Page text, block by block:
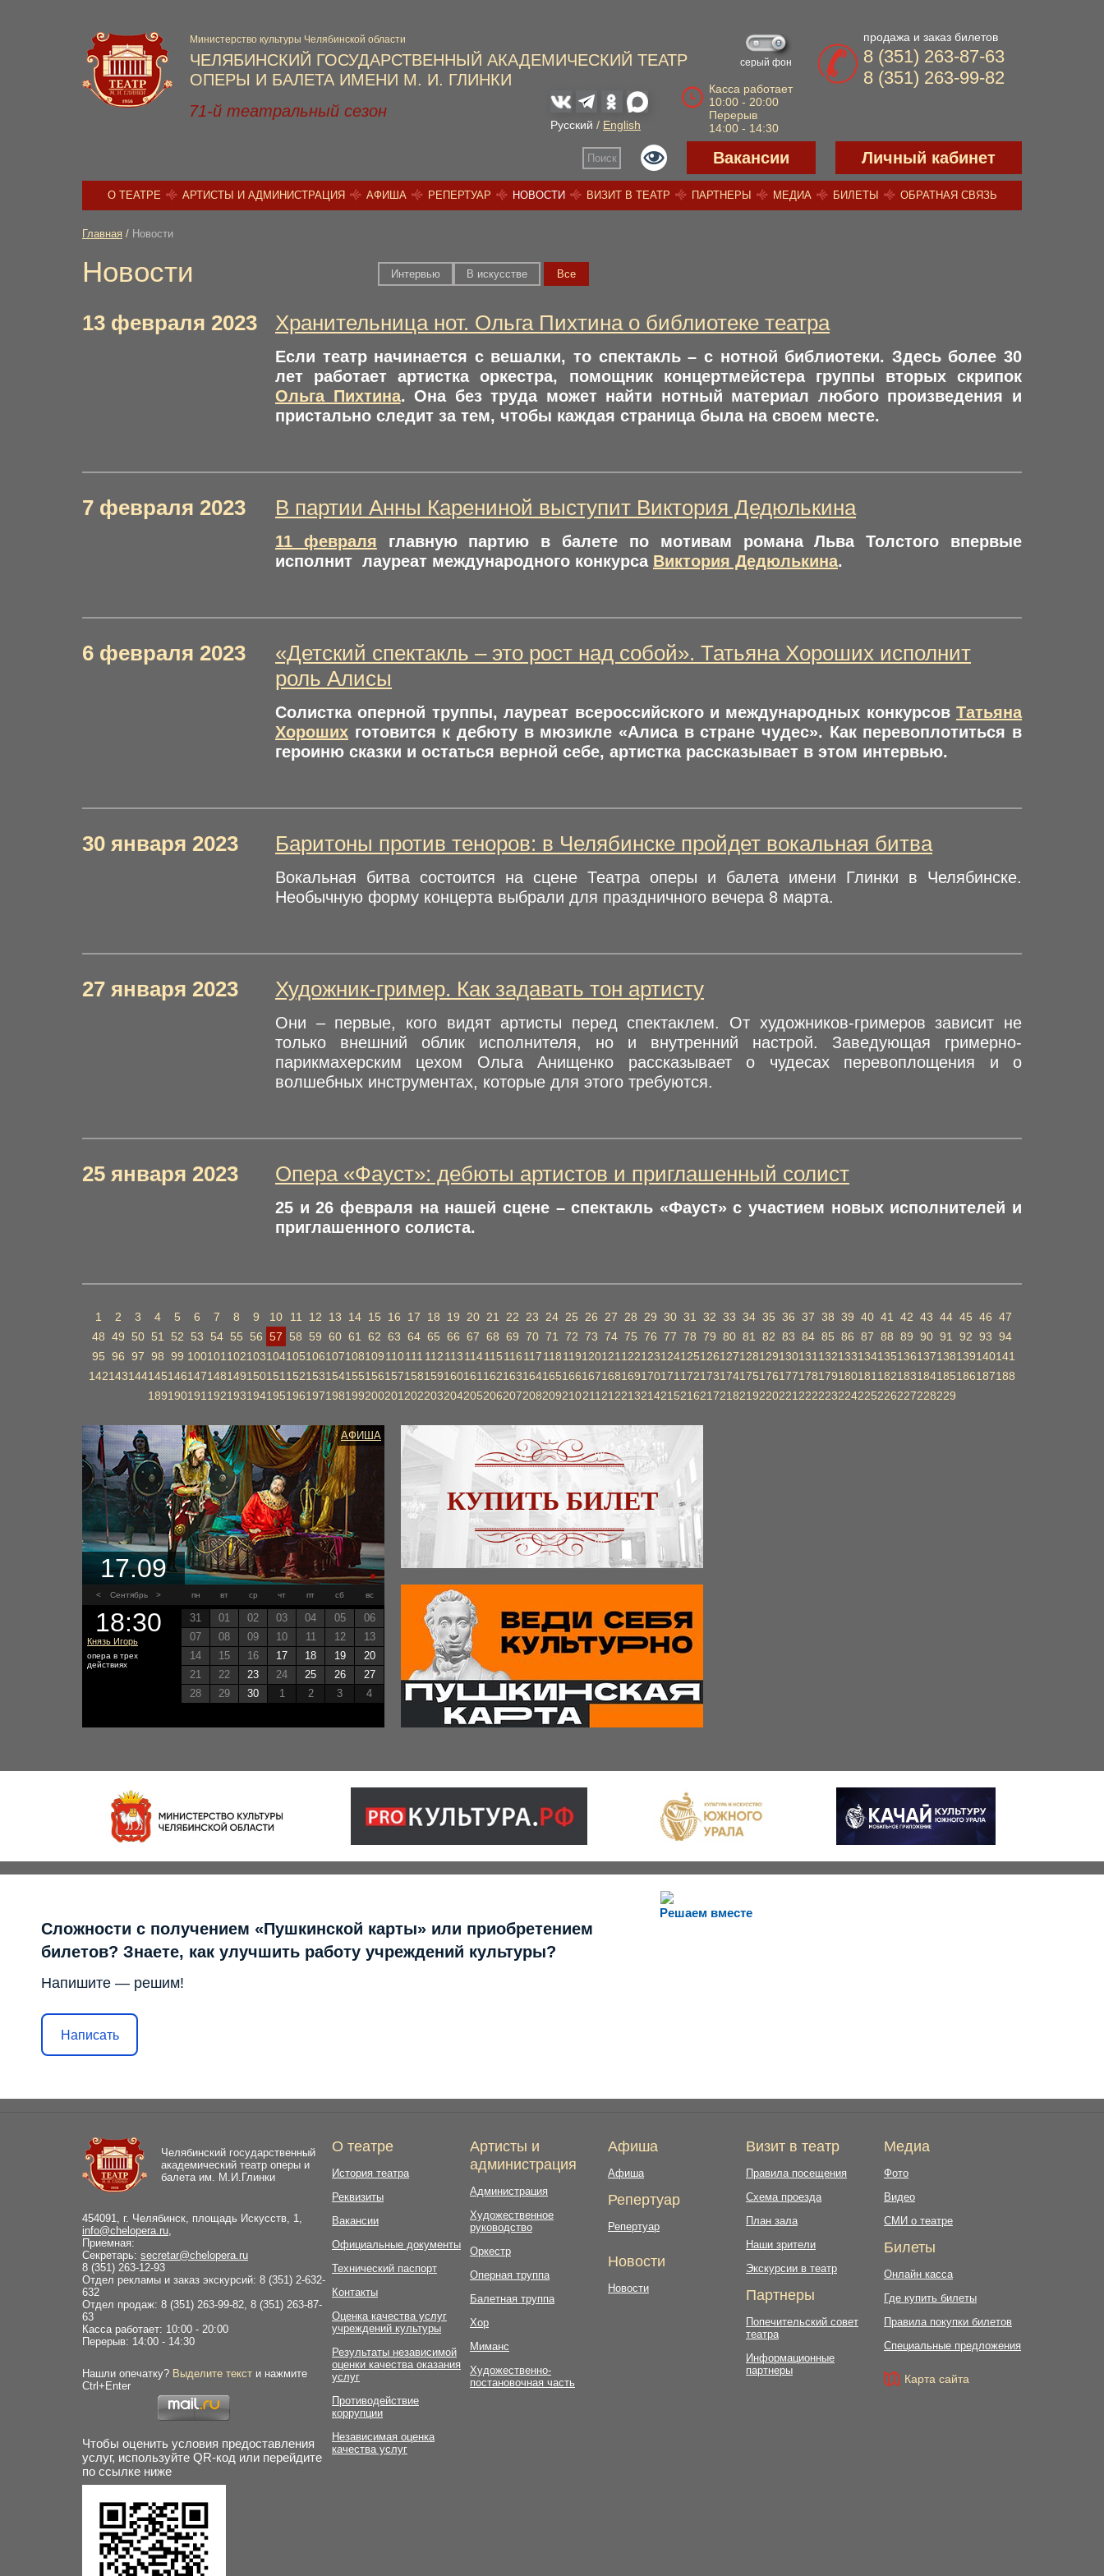
ЧЕЛЯБИНСКИЙ ГОСУДАРСТВЕННЫЙ АКАДЕМИЧЕСКИЙ ТЕАТР
ОПЕРЫ И БАЛЕТА ИМЕНИ М. И. ГЛИНКИ
Министерство культуры Челябинской области
серый фон
Касса работает
10:00 - 20:00
Перерыв
14:00 - 14:30
Русский / English
продажа и заказ билетов
8 (351) 263-87-63
8 (351) 263-99-82
71-й театральный сезон
Поиск Вакансии Личный кабинет
О ТЕАТРЕ АРТИСТЫ И АДМИНИСТРАЦИЯ АФИША РЕПЕРТУАР НОВОСТИ ВИЗИТ В ТЕАТР ПАРТНЕРЫ МЕДИА БИЛЕТЫ ОБРАТНАЯ СВЯЗЬ
Главная / Новости
Новости Интервью В искусстве Вce
13 февраля 2023 Хранительница нот. Ольга Пихтина о библиотеке театра
Если театр начинается с вешалки, то спектакль – с нотной библиотеки. Здесь более 30
лет работает артистка оркестра, помощник концертмейстера группы вторых скрипок
Ольга Пихтина. Она без труда может найти нотный материал любого произведения и
пристально следит за тем, чтобы каждая страница была на своем месте.
7 февраля 2023 В партии Анны Карениной выступит Виктория Дедюлькина
11 февраля главную партию в балете по мотивам романа Льва Толстого впервые
исполнит лауреат международного конкурса Виктория Дедюлькина.
6 февраля 2023
«Детский спектакль – это рост над собой». Татьяна Хороших исполнит
роль Алисы
Солистка оперной труппы, лауреат всероссийского и международных конкурсов Татьяна
Хороших готовится к дебюту в мюзикле «Алиса в стране чудес». Как перевоплотиться в
героиню сказки и остаться верной себе, артистка рассказывает в этом интервью.
30 января 2023 Баритоны против теноров: в Челябинске пройдет вокальная битва
Вокальная битва состоится на сцене Театра оперы и балета имени Глинки в Челябинске.
Необычную форму концерта выбрали для праздничного вечера 8 марта.
27 января 2023 Художник-гример. Как задавать тон артисту
Они – первые, кого видят артисты перед спектаклем. От художников-гримеров зависит не
только внешний облик исполнителя, но и внутренний настрой. Заведующая гримерно-
парикмахерским цехом Ольга Анищенко рассказывает о чудесах перевоплощения и о
волшебных инструментах, которые для этого требуются.
25 января 2023 Опера «Фауст»: дебюты артистов и приглашенный солист
25 и 26 февраля на нашей сцене – спектакль «Фауст» с участием новых исполнителей и
приглашенного солиста.
1 2 3 4 5 6 7 8 9 10 11 12 13 14 15 16 17 18 19 20 21 22 23 24 25 26 27 28 29 30 31 32 33 34 35 36 37 38 39 40 41 42 43 44 45 46 47
48 49 50 51 52 53 54 55 56 57 58 59 60 61 62 63 64 65 66 67 68 69 70 71 72 73 74 75 76 77 78 79 80 81 82 83 84 85 86 87 88 89 90 91 92 93 94
95 96 97 98 99 100101 102103104105106107108109110111 112113114115116117118119120121 122123124125126127128129130131 132133134135136137138139140141
142143144145146147148149150151 152153154155156157158159160161 162163164165166167168169170171 172173174175176177178179180181 182183184185186187188
189190191 192193194195196197198199200201 202203204205206207208209210211 212213214215216217218219220221 222223224225226227228229
АФИША
< Сентябрь > пн вт ср чт пт сб вс
31 01 02 03 04 05
06
07
08 09 10 11 12
13
14
15 16 17 18 19
20
21
22 23 24 25 26
27
28
29 30 1 2 3 4
17.09
18:30
Князь Игорь
опера в трех
действиях
КУПИТЬ БИЛЕТ
Решаем вместе
Сложности с получением «Пушкинской карты» или приобретением
билетов? Знаете, как улучшить работу учреждений культуры?
Напишите — решим!
Написать
Челябинский государственный
академический театр оперы и
балета им. М.И.Глинки
454091, г. Челябинск, площадь Искусств, 1,
info@chelopera.ru,
Приемная:
Секретарь: secretar@chelopera.ru
8 (351) 263-12-93
Отдел рекламы и заказ экскурсий: 8 (351) 2-632-
632
Отдел продаж: 8 (351) 263-99-82, 8 (351) 263-87-
63
Касса работает: 10:00 - 20:00
Перерыв: 14:00 - 14:30
Нашли опечатку? Выделите текст и нажмите
Ctrl+Enter
Чтобы оценить условия предоставления
услуг, используйте QR-код или перейдите
по ссылке ниже
О театре
История театра
Реквизиты
Вакансии
Официальные документы
Технический паспорт
Контакты
Оценка качества услуг
учреждений культуры
Результаты независимой
оценки качества оказания
услуг
Противодействие
коррупции
Независимая оценка
качества услуг
Артисты и
администрация
Администрация
Художественное
руководство
Оркестр
Оперная труппа
Балетная труппа
Хор
Миманс
Художественно-
постановочная часть
Афиша
Афиша
Репертуар
Репертуар
Новости
Новости
Визит в театр
Правила посещения
Схема проезда
План зала
Наши зрители
Экскурсии в театр
Партнеры
Попечительский совет
театра
Информационные
партнеры
Медиа
Фото
Видео
СМИ о театре
Билеты
Онлайн касса
Где купить билеты
Правила покупки билетов
Специальные предложения
Карта сайта